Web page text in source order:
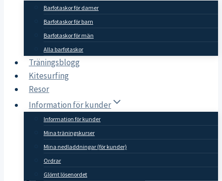
Barfotaskor för damer
Barfotaskor för barn
Barfotaskor för män
Alla barfotaskor
Träningsblogg
Kitesurfing
Resor
Information för kunder
Information för kunder
Mina träningskurser
Mina nedladdningar (för kunder)
Ordrar
Glömt lösenordet